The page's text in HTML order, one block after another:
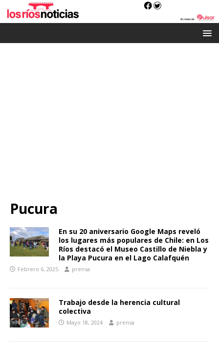
Pucura
En su 20 aniversario Google Maps reveló
los lugares más populares de Chile: en Los
Ríos destacó el Museo Castillo de Niebla y
la Playa Pucura en el Lago Calafquén
Febrero 6, 2025 prensa
Trabajo desde la herencia cultural
colectiva
Mayo 18, 2024 prensa